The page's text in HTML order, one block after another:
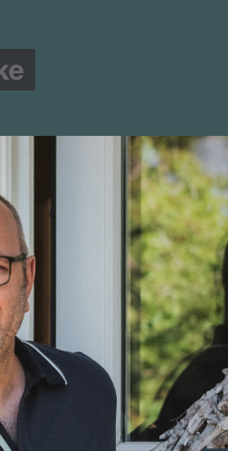
MITGLIED WERDEN!
neuen und
im Rat
wir 8 Sitze im Rat